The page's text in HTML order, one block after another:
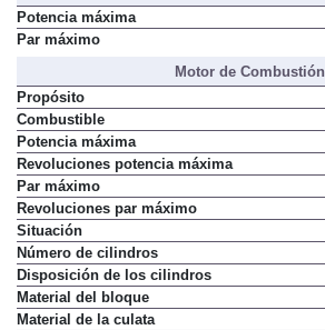
Potencia máxima
Par máximo
Motor de Combustión
Propósito
Combustible
Potencia máxima
Revoluciones potencia máxima
Par máximo
Revoluciones par máximo
Situación
Número de cilindros
Disposición de los cilindros
Material del bloque
Material de la culata